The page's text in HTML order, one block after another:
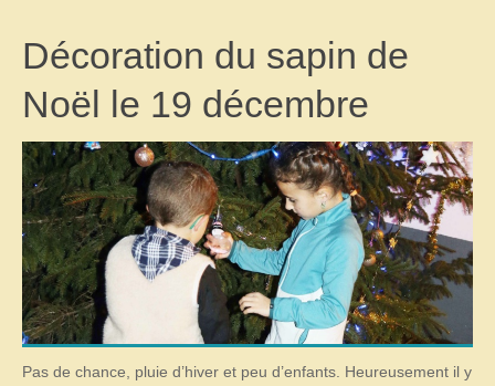
Décoration du sapin de
Noël le 19 décembre
Pas de chance, pluie d’hiver et peu d’enfants. Heureusement il y